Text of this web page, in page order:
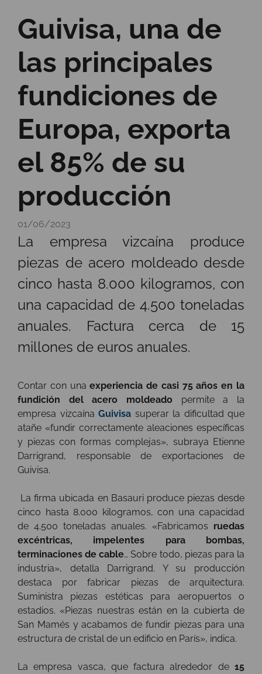
Guivisa, una de
las principales
fundiciones de
Europa, exporta
el 85% de su
producción
01/06/2023
La empresa vizcaína produce
piezas de acero moldeado desde
cinco hasta 8.000 kilogramos, con
una capacidad de 4.500 toneladas
anuales. Factura cerca de 15
millones de euros anuales.
Contar con unaexperiencia de casi 75 años en la
fundición del acero moldeado permite a la
empresa vizcaína Guivisa superar la dificultad que
atañe «fundir correctamente aleaciones específicas
y piezas con formas complejas», subraya Etienne
Darrigrand, responsable de exportaciones de
Guivisa.
La firma ubicada en Basauri produce piezas desde
cinco hasta 8.000 kilogramos, con una capacidad
de 4.500 toneladas anuales. «Fabricamos ruedas
excéntricas, impelentes para bombas,
terminaciones de cable… Sobre todo, piezas para la
industria», detalla Darrigrand. Y su producción
destaca por fabricar piezas de arquitectura.
Suministra piezas estéticas para aeropuertos o
estadios. «Piezas nuestras están en la cubierta de
San Mamés y acabamos de fundir piezas para una
estructura de cristal de un edificio en París», indica.
La empresa vasca, que factura alrededor de 15